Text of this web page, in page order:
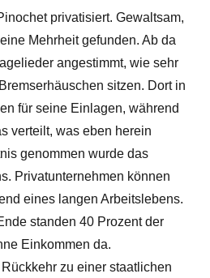
privatisiert. Gewaltsam,
Mehrheit gefunden. Ab da
angestimmt, wie sehr
sitzen. Dort in
für seine Einlagen, während
verteilt, was eben herein
genommen wurde das
Privatunternehmen können
eines langen Arbeitslebens.
standen 40 Prozent der
Einkommen da.
zu einer staatlichen